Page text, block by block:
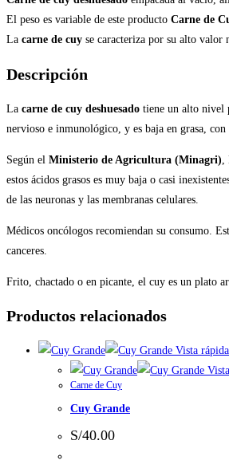
El peso es variable de este producto Carne de
La carne de cuy se caracteriza por su alto valor
Descripción
La carne de cuy deshuesado tiene un alto nivel
nervioso e inmunológico, y es baja en grasa,
Según el Ministerio de Agricultura (Minagri)
estos ácidos grasos es muy baja o casi
de las neuronas y las membranas celulares.
Médicos oncólogos recomiendan su consumo.
canceres.
Frito, chactado o en picante, el cuy es un plato
Productos relacionados
Vista rápida
Carne de Cuy
Cuy Grande
S/40.00